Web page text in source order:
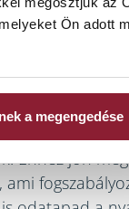
Ön adott
a megengedése
a számba
is
elmegy a
gyantákat.
a szám belső
ahogy
Ehhez jön